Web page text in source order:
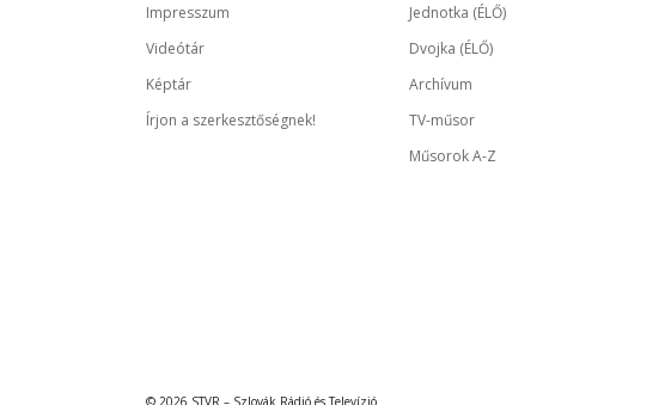
Impresszum
Videótár
Képtár
Írjon a szerkesztőségnek!
Jednotka (ÉLŐ)
Dvojka (ÉLŐ)
Archívum
TV-műsor
Műsorok A-Z
© 2026 STVR – Szlovák Rádió és Televízió